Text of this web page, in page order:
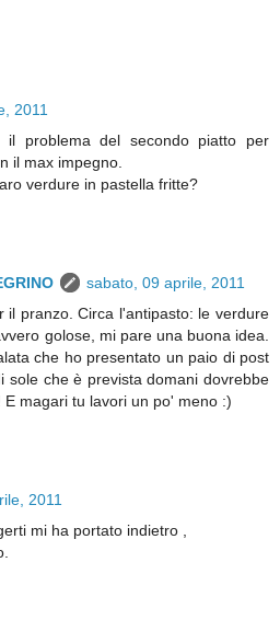
2011
il problema del secondo piatto per
il max impegno.
verdure in pastella fritte?
sabato, 09 aprile, 2011
il pranzo. Circa l'antipasto: le verdure
golose, mi pare una buona idea.
che ho presentato un paio di post
sole che è prevista domani dovrebbe
magari tu lavori un po' meno :)
2011
mi ha portato indietro ,